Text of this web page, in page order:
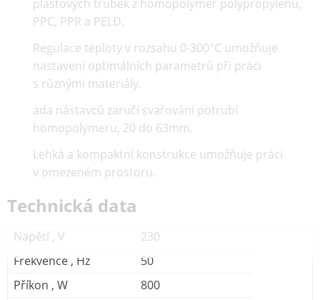
plastových trubek z homopolymer polypropylenu,
PPC, PPR a PELD.
Regulace teploty v rozsahu 0-300°C umožňuje
nastavení optimálních parametrů při práci
s různými materiály.
ada nástavců zaručí svařování potrubí
homopolymeru, 20 do 63mm.
Lehká a kompaktní konstrukce umožňuje práci
v omezeném prostoru.
Technická data
Napětí , V
230
Frekvence , Hz
50
Příkon , W
800